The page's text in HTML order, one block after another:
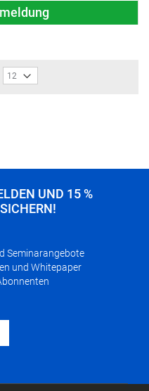
UND 15 %
Seminarangebote
und Whitepaper